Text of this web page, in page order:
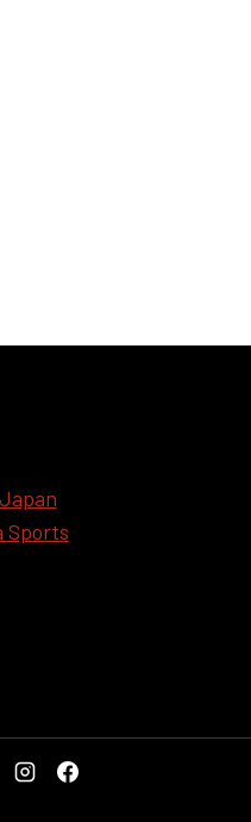
Sports